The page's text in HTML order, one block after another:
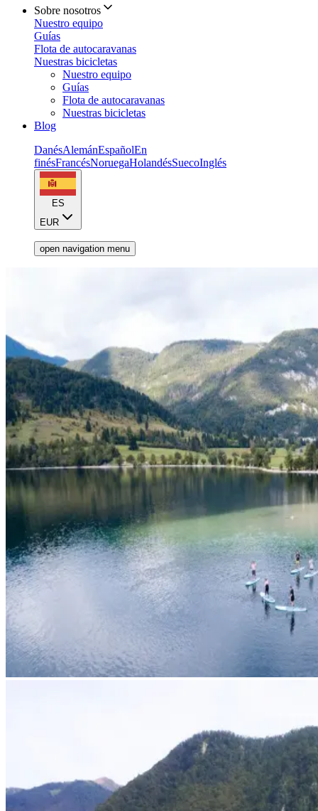
Sobre nosotros
Nuestro equipo
Guías
Flota de autocaravanas
Nuestras bicicletas
Nuestro equipo
Guías
Flota de autocaravanas
Nuestras bicicletas
Blog
DanésAlemánEspañolEn
finésFrancésNoruegaHolandésSuecoInglés
ES
EUR
open navigation menu